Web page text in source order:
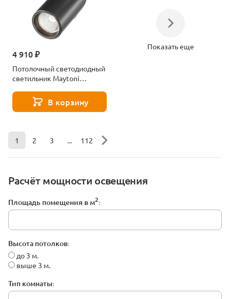
Расчёт мощности освещения
Площадь помещения в м2:
Высота потолков:
до 3 м.
выше 3 м.
Тип комнаты:
4 910 ₽
Потолочный светодиодный
светильник Maytoni
L10B4K
В корзину
Показать еще
1 2 3 112